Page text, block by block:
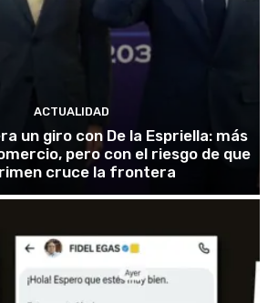
ACTUALIDAD
un giro con De la Espriella: más
pero con el riesgo de que
cruce la frontera